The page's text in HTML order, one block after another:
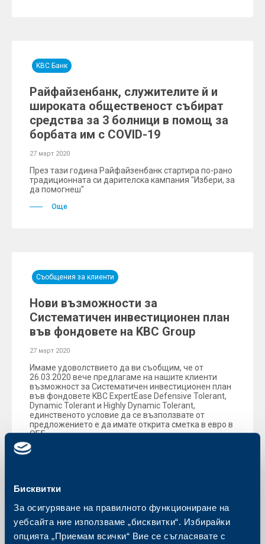
Бисквитки
За осигуряване на правилното функциониране на
уебсайта ние използваме „бисквитки“. Избирайки
опцията „Приемам всички“ Вие се съгласявате с
KBC Банк
Райфайзенбанк, служителите й и
широката общественост събират
средства за 3 болници в помощ за
борбата им с COVID-19
27 март 2020
През тази година Райфайзенбанк стартира по-рано
традиционната си дарителска кампания "Избери, за
да помогнеш"
Още
Съобщения за клиенти
Нови възможности за
Систематичен инвестиционен план
във фондовете на KBC Group
27 март 2020
Имаме удоволствието да ви съобщим, че от
26.03.2020 вече предлагаме на нашите клиенти
възможност за Систематичен инвестиционен план
във фондовете KBC ExpertEase Defensive Tolerant,
Dynamic Tolerant и Highly Dynamic Tolerant,
единственото условие да се възползвате от
предложението е да имате открита сметка в евро в
ОББ.
KBC Банк